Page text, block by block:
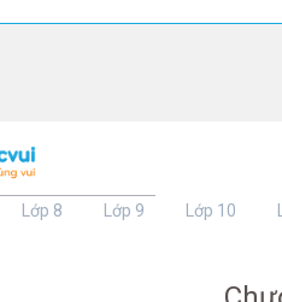
Lớp 8 Lớp 9 Lớp 10